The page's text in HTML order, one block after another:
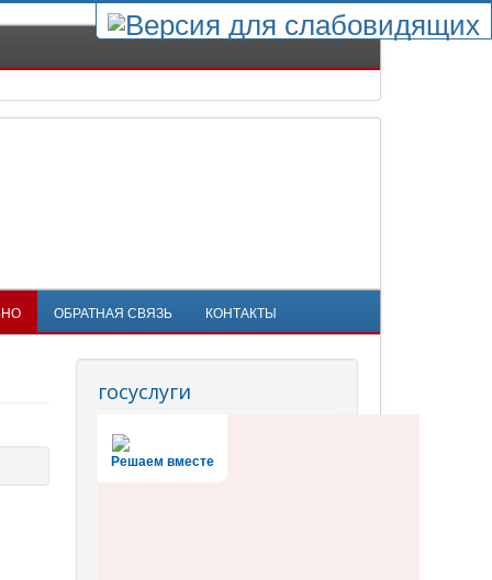
ОБРАТНАЯ СВЯЗЬ КОНТАКТЫ
госуслуги
Решаем вместе